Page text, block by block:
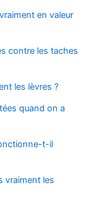
en valeur
contre les taches
les lèvres ?
quand on a
t-il
vraiment les